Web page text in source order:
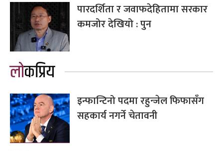
पारदर्शिता र जवाफदेहितामा सरकार
कमजोर देखियो : पुन
लोकप्रिय
इन्फान्टिनो पदमा रहुन्जेल फिफासँग
सहकार्य नगर्ने चेतावनी